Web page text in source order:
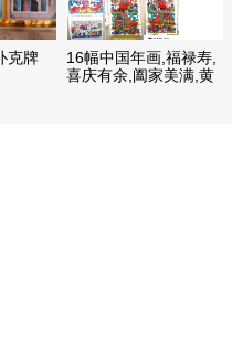
克牌
16幅中国年画,福禄寿,
喜庆有余,阖家美满,黄